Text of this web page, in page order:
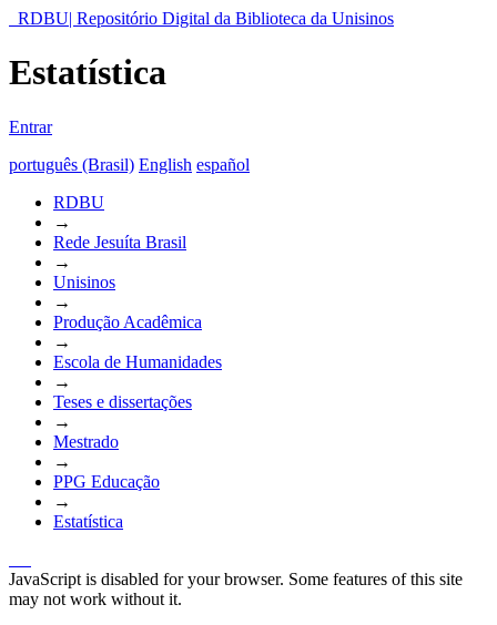
RDBU| Repositório Digital da Biblioteca da Unisinos
Estatística
Entrar
português (Brasil) English español
RDBU
→
Rede Jesuíta Brasil
→
Unisinos
→
Produção Acadêmica
→
Escola de Humanidades
→
Teses e dissertações
→
Mestrado
→
PPG Educação
→
Estatística
JavaScript is disabled for your browser. Some features of this site
may not work without it.